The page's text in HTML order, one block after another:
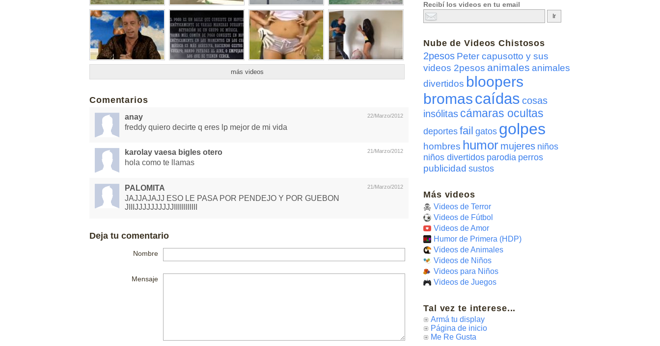
más videos
Comentarios
22/Marzo/2012
anay
freddy quiero decirte q eres lp mejor de mi vida
21/Marzo/2012
karolay vaesa bigles otero
hola como te llamas
21/Marzo/2012
PALOMITA
JAJJAJAJJ ESO LE PASA POR PENDEJO Y POR GUEBON
JIIIJJJJJJJJJJIIIIIIIIIIII
Deja tu comentario
Nombre
Mensaje
Recibí los videos en tu email
Nube deVideos Chistosos
2pesos Peter capusotto y sus
videos 2pesos animales animales
divertidos bloopers
bromascaídas cosas
insólitas cámaras ocultas
deportes fail gatos golpes
hombres humor mujeres niños
niños divertidos parodia perros
publicidad sustos
Más videos
Videos de Terror
Videos de Fútbol
Videos de Amor
Humor de Primera (HDP)
Videos de Animales
Videos de Niños
Videos para Niños
Videos de Juegos
Tal vez te interese...
Armá tu display
Página de inicio
Me Re Gusta